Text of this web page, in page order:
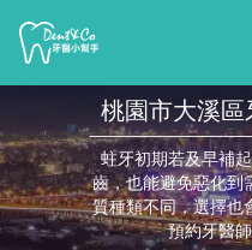
桃園市大溪
蛀牙初期若及早補
齒，也能避免惡化到
質種類不同，選擇也
預約牙醫